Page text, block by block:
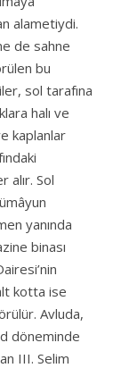
alametiydi.
de sahne
bu
sol tarafına
halı ve
kaplanlar
alır. Sol
yanında
binası
kotta ise
Avluda,
döneminde
III. Selim